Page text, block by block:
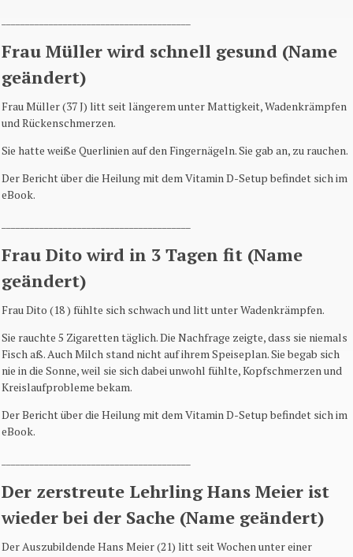
Frau Müller wird schnell gesund (Name
geändert)
Frau Müller (37 J) litt seit längerem unter Mattigkeit, Wadenkrämpfen
und Rückenschmerzen.
Sie hatte weiße Querlinien auf den Fingernägeln. Sie gab an, zu rauchen.
Der Bericht über die Heilung mit dem Vitamin D-Setup befindet sich im
eBook.
Frau Dito wird in 3 Tagen fit (Name
geändert)
Frau Dito (18 ) fühlte sich schwach und litt unter Wadenkrämpfen.
Sie rauchte 5 Zigaretten täglich. Die Nachfrage zeigte, dass sie niemals
Fisch aß. Auch Milch stand nicht auf ihrem Speiseplan. Sie begab sich
nie in die Sonne, weil sie sich dabei unwohl fühlte, Kopfschmerzen und
Kreislaufprobleme bekam.
Der Bericht über die Heilung mit dem Vitamin D-Setup befindet sich im
eBook.
Der zerstreute Lehrling Hans Meier ist
wieder bei der Sache (Name geändert)
Der Auszubildende Hans Meier (21) litt seit Wochen unter einer